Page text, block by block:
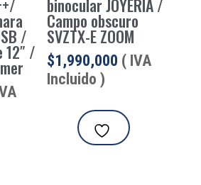
/
12″ /
binocular JOYERIA /
Campo obscuro
SVZTX-E ZOOM
$1,990,000 ( IVA
Incluido )